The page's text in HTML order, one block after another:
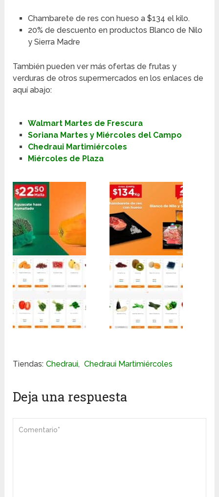
Chambarete de res con hueso a $134 el kilo.
20% de descuento en productos Blanco de Nilo
y Sierra Madre
También pueden ver más ofertas de frutas y
verduras de otros supermercados en los enlaces de
aquí abajo:
Walmart Martes de Frescura
Soriana Martes y Miércoles del Campo
Chedraui Martimiércoles
Miércoles de Plaza
Tiendas: Chedraui, Chedraui Martimiércoles
Deja una respuesta